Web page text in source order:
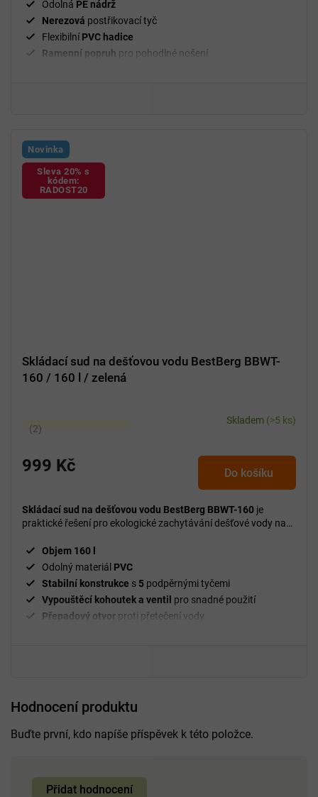
Odolná PE nádrž
Nerezová postřikovací tyč
FlexibilníPVC hadice
Ramenní popruh pro pohodlné nošení
Novinka
Sleva 20% s
kódem:
RADOST20
Skládací sud na dešťovou vodu BestBerg BBWT-
160 / 160 l / zelená
Průměrné
produktu
z
5
Skladem (>5 ks)
999 Kč Do košíku
Skládací sud na dešťovou vodu BestBerg BBWT-160 je
praktické řešení pro ekologické zachytávání dešťové vody na
Objem 160 l
Odolný materiál PVC
Stabilní konstrukce s 5 podpěrnými tyčemi
Vypouštěcí kohoutek a ventil pro snadné použití
Přepadový otvor proti přetečení vody
Hodnocení produktu
Buďte první, kdo napíše příspěvek k této položce.
Přidat hodnocení